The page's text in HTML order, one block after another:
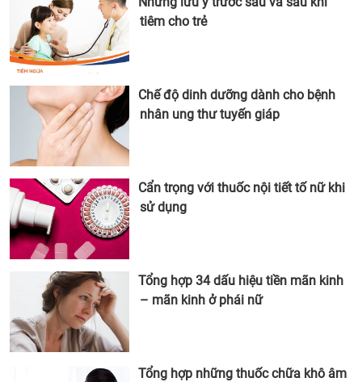
tiêm cho trẻ
Chế độ dinh dưỡng dành cho bệnh
nhân ung thư tuyến giáp
Cẩn trọng với thuốc nội tiết tố nữ khi
sử dụng
Tổng hợp 34 dấu hiệu tiền mãn kinh
– mãn kinh ở phái nữ
Tổng hợp những thuốc chữa khô âm